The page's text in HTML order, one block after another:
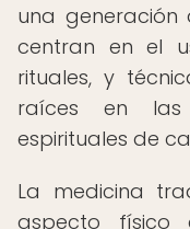
una
centran en el
rituales, y
raíces en las
espirituales de
La medicina
aspecto físico